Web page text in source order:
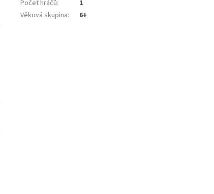
Počet hráčů:
1
Věková skupina: 6+